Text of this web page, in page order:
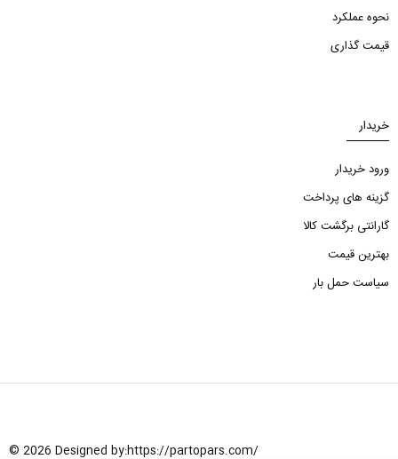
نحوه عملکرد
قیمت گذاری
خریدار
ورود خریدار
گزینه های پرداخت
گارانتی برگشت کالا
بهترین قیمت
سیاست حمل بار
© 2026 Designed by:https://partopars.com/